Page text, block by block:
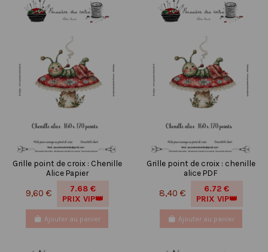
Grille point de croix : Chenille
Alice Papier
9,60 €
7.68 €
PRIX VIP👑
Ajouter au panier
Grille point de croix : chenille
alice PDF
8,40 €
6.72 €
PRIX VIP👑
Ajouter au panier